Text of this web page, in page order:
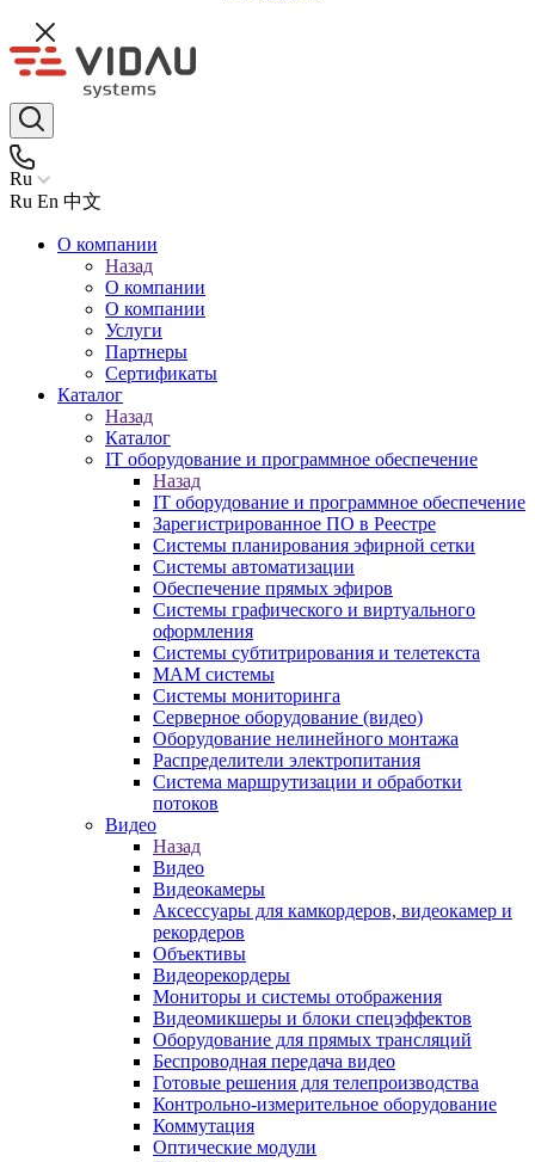
Ru
Ru En 中文
О компании
Назад
О компании
О компании
Услуги
Партнеры
Сертификаты
Каталог
Назад
Каталог
IT оборудование и программное обеспечение
Назад
IT оборудование и программное обеспечение
Зарегистрированное ПО в Реестре
Системы планирования эфирной сетки
Системы автоматизации
Обеспечение прямых эфиров
Системы графического и виртуального
оформления
Системы субтитрирования и телетекста
MAM системы
Системы мониторинга
Серверное оборудование (видео)
Оборудование нелинейного монтажа
Распределители электропитания
Система маршрутизации и обработки
потоков
Видео
Назад
Видео
Видеокамеры
Аксессуары для камкордеров, видеокамер и
рекордеров
Объективы
Видеорекордеры
Мониторы и системы отображения
Видеомикшеры и блоки спецэффектов
Оборудование для прямых трансляций
Беспроводная передача видео
Готовые решения для телепроизводства
Контрольно-измерительное оборудование
Коммутация
Оптические модули